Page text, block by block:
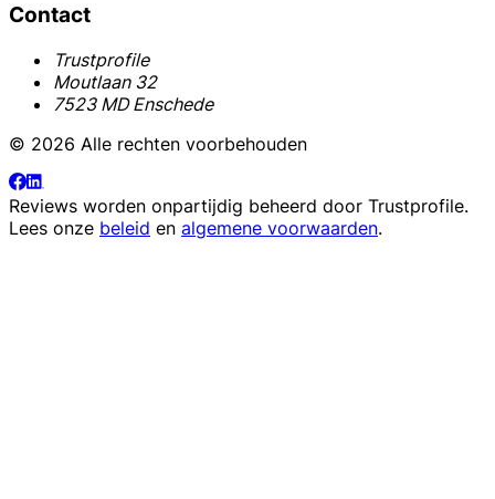
Contact
Trustprofile
Moutlaan 32
7523 MD Enschede
© 2026 Alle rechten voorbehouden
Reviews worden onpartijdig beheerd door Trustprofile.
Lees onze beleid en algemene voorwaarden.